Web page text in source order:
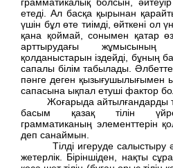
грамматикалық болсын,
етеді. Ал басқа қырынан
үшін бұл өте тиімді, өйткені ол
қана қоймай, сонымен қатар
арттырудағы жұмысының
қолданыстарын іздейді, бұның
сапалы білім табылады.
пәнге деген қызығушылығымен
сапасына ықпал етуші фактор
Жоғарыда айтылғандарды
басым қазақ тілін
грамматиканың элементтерін
деп санаймын.
Тілді игеруде салыстыру
жетерлік. Біріншіден, нақты